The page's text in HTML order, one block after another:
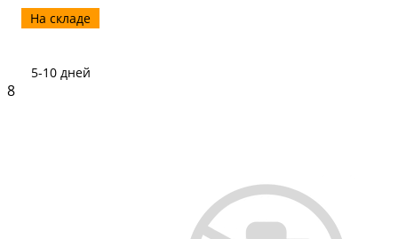
На складе
5-10 дней
8